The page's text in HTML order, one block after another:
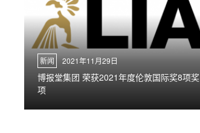
新闻 2021年11月29日
博报堂集团 荣获2021年度伦敦国际奖8项奖
项